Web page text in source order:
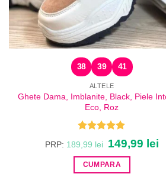
38 39 41
ALTELE
Ghete Dama, Imblanite, Black, Piele
Eco, Roz
Evaluat la
5.00 din 5
PRP: 189,99 lei Prețul
inițial
a
fost:
189,99 lei.
149,99 lei
CUMPARA